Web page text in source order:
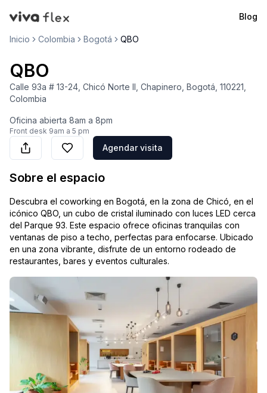
VivaFlex
Blog
Inicio Colombia Bogotá QBO
QBO
Calle 93a # 13-24, Chicó Norte II, Chapinero, Bogotá, 110221,
Colombia
Oficina abierta 8am a 8pm
Front desk 9am a 5 pm
Agendar visita
Sobre el espacio
Descubra el coworking en Bogotá, en la zona de Chicó, en el
icónico QBO, un cubo de cristal iluminado con luces LED cerca
del Parque 93. Este espacio ofrece oficinas tranquilas con
ventanas de piso a techo, perfectas para enfocarse. Ubicado
en una zona vibrante, disfrute de un entorno rodeado de
restaurantes, bares y eventos culturales.